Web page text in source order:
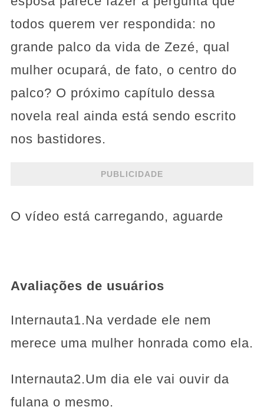
todos querem ver respondida: no
grande palco da vida de Zezé, qual
mulher ocupará, de fato, o centro do
palco? O próximo capítulo dessa
novela real ainda está sendo escrito
nos bastidores.
PUBLICIDADE
O vídeo está carregando, aguarde
Avaliações de usuários
Internauta1.Na verdade ele nem
merece uma mulher honrada como ela.
Internauta2.Um dia ele vai ouvir da
fulana o mesmo.